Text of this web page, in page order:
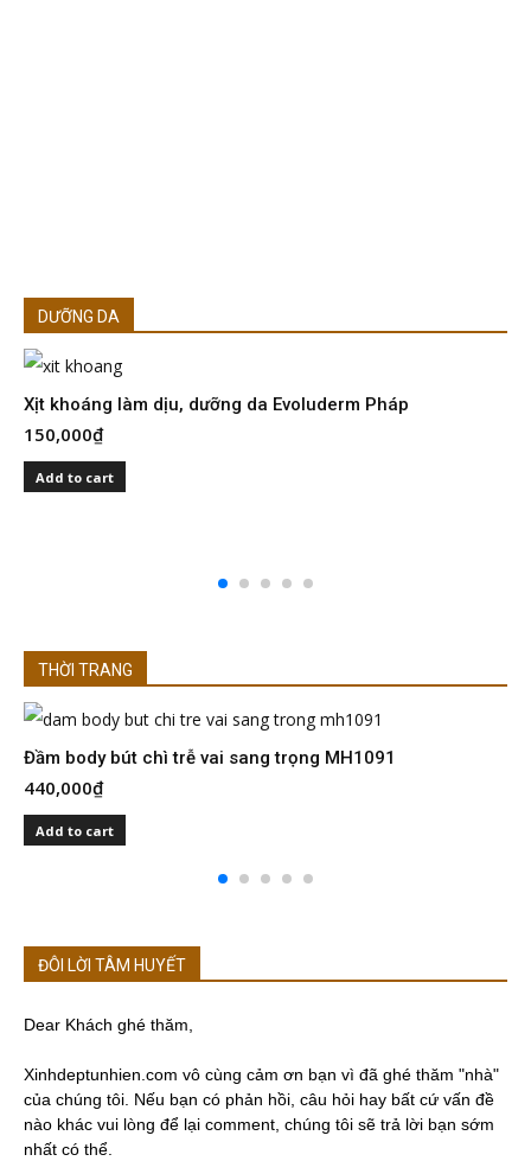
DƯỠNG DA
Xịt khoáng làm dịu, dưỡng da Evoluderm Pháp
150,000₫
Add to cart
THỜI TRANG
Đầm body bút chì trễ vai sang trọng MH1091
440,000₫
Add to cart
ĐÔI LỜI TÂM HUYẾT
Dear Khách ghé thăm,
Xinhdeptunhien.com vô cùng cảm ơn bạn vì đã ghé thăm "nhà"
của chúng tôi. Nếu bạn có phản hồi, câu hỏi hay bất cứ vấn đề
nào khác vui lòng để lại comment, chúng tôi sẽ trả lời bạn sớm
nhất có thể.